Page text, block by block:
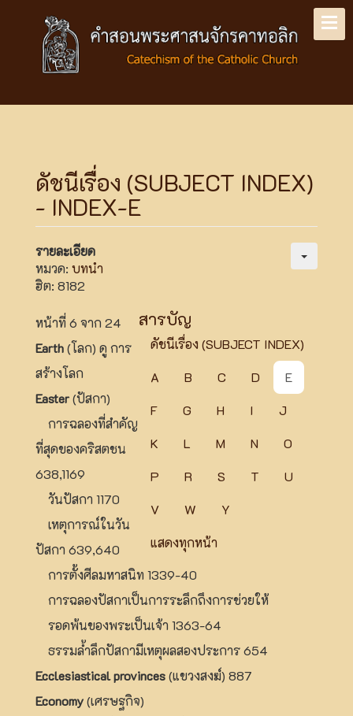
ดัชนีเรื่อง (SUBJECT INDEX)
- INDEX-E
รายละเอียด
หมวด: บทนำ
ฮิต: 8182
สารบัญ
ดัชนีเรื่อง (SUBJECT INDEX)
A
B C D
E
F
G H I
J
K
L M N
O
P
R S T
U
V
W
Y
แสดงทุกหน้า
หน้าที่ 6 จาก 24
Earth(โลก) ดู การ
สร้างโลก
Easter(ปัสกา)
การฉลองที่สำคัญ
ที่สุดของคริสตชน
638,1169
วันปัสกา 1170
เหตุการณ์ในวัน
ปัสกา 639,640
การตั้งศีลมหาสนิท 1339-40
การฉลองปัสกาเป็นการระลึกถึงการช่วยให้
รอดพ้นของพระเป็นเจ้า 1363-64
ธรรมล้ำลึกปัสกามีเหตุผลสองประการ 654
Ecclesiastical provinces(แขวงสงฆ์) 887
Economy(เศรษฐกิจ)